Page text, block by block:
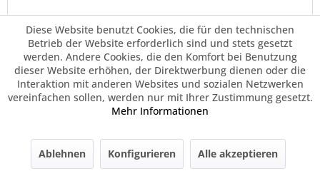
85,90 € *
Merken
Diese Website benutzt Cookies, die für den technischen
Betrieb der Website erforderlich sind und stets gesetzt
werden. Andere Cookies, die den Komfort bei Benutzung
dieser Website erhöhen, der Direktwerbung dienen oder die
Interaktion mit anderen Websites und sozialen Netzwerken
vereinfachen sollen, werden nur mit Ihrer Zustimmung gesetzt.
Mehr Informationen
Ablehnen Konfigurieren Alle akzeptieren